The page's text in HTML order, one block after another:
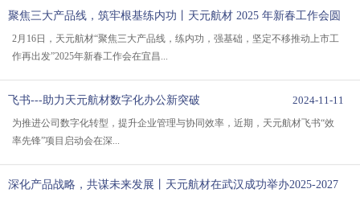
聚焦三大产品线，筑牢根基练内功丨天元航材 2025 年新春工作会圆
满结束！
2025-02-19
2月16日，天元航材“聚焦三大产品线，练内功，强基础，坚定不移推动上市工
作再出发”2025年新春工作会在宜昌...
飞书---助力天元航材数字化办公新突破 2024-11-11
为推进公司数字化转型，提升企业管理与协同效率，近期，天元航材飞书“效
率先锋”项目启动会在深...
深化产品战略，共谋未来发展丨天元航材在武汉成功举办2025-2027